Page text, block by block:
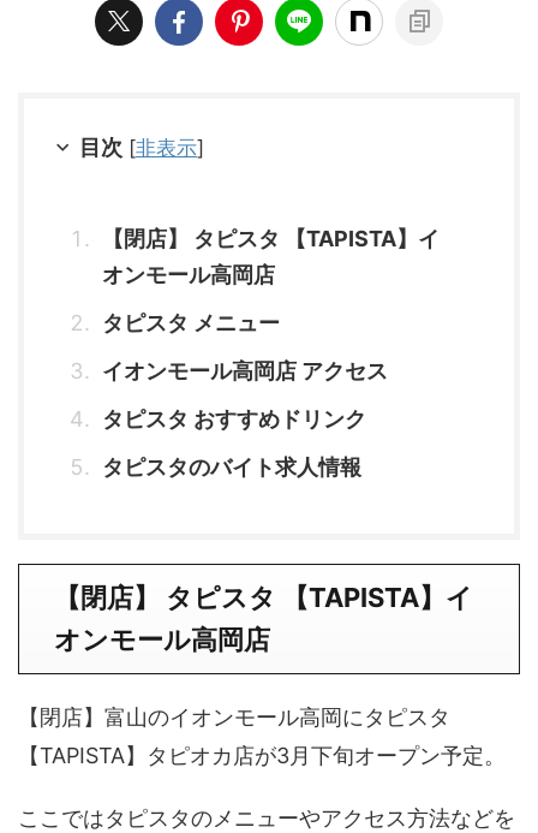
目次 [非表示]
【閉店】 タピスタ 【TAPISTA】イ
オンモール高岡店
タピスタ メニュー
イオンモール高岡店 アクセス
タピスタ おすすめドリンク
タピスタのバイト求人情報
【閉店】 タピスタ 【TAPISTA】イ
オンモール高岡店
【閉店】富山のイオンモール高岡にタピスタ
【TAPISTA】タピオカ店が3月下旬オープン予定。
ここではタピスタのメニューやアクセス方法などを